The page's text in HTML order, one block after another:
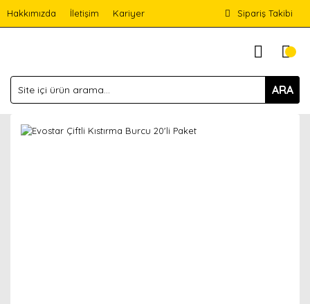
Hakkımızda İletişim Kariyer Sipariş Takibi
ARA